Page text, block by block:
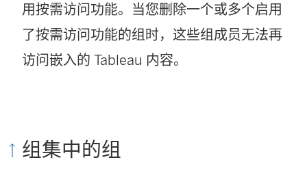
用按需访问功能。当您删除一个或多个启用
了按需访问功能的组时，这些组成员无法再
访问嵌入的 Tableau 内容。
组集中的组